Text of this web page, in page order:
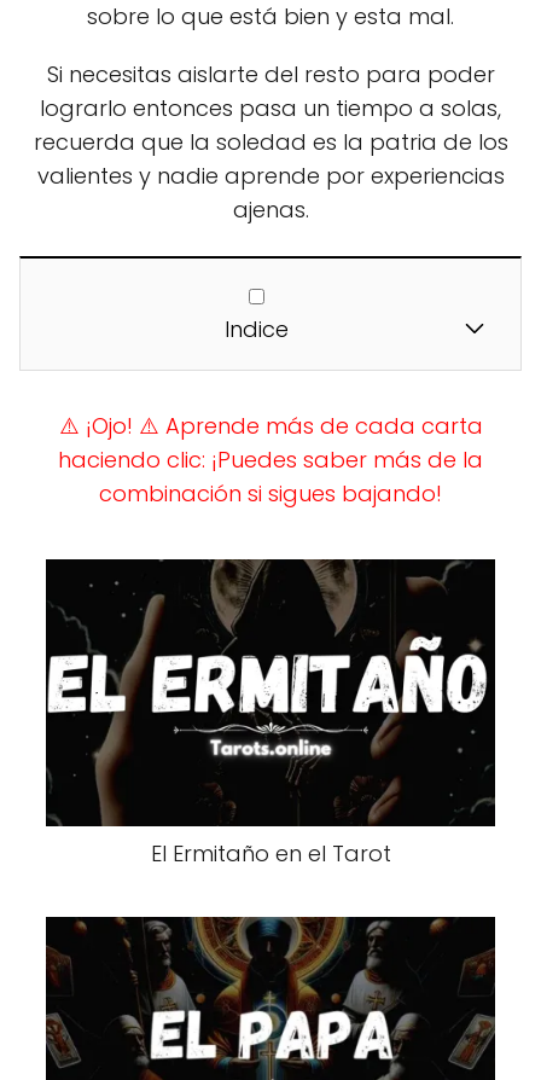
sobre lo que está bien y esta mal.
Si necesitas aislarte del resto para poder
lograrlo entonces pasa un tiempo a solas,
recuerda que la soledad es la patria de los
valientes y nadie aprende por experiencias
ajenas.
Indice
⚠️ ¡Ojo! ⚠️ Aprende más de cada carta
haciendo clic: ¡Puedes saber más de la
combinación si sigues bajando!
El Ermitaño en el Tarot